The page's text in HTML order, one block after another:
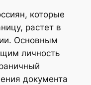
которые
растет в
Основным
личность
документа